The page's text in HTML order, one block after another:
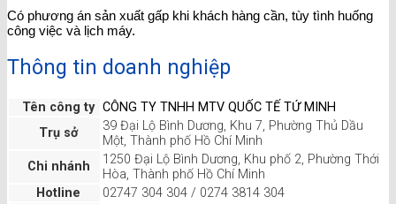
Có phương án sản xuất gấp khi khách hàng cần, tùy tình huống
công việc và lịch máy.
Thông tin doanh nghiệp
Tên công ty CÔNG TY TNHH MTV QUỐC TẾ TỨ MINH
Trụ sở
39 Đại Lộ Bình Dương, Khu 7, Phường Thủ Dầu
Một, Thành phố Hồ Chí Minh
Chi nhánh
1250 Đại Lộ Bình Dương, Khu phố 2, Phường Thới
Hòa, Thành phố Hồ Chí Minh
Hotline
02747 304 304 / 0274 3814 304